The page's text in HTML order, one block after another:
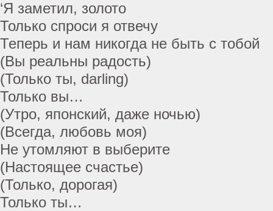
‘Я заметил, золото
Только спроси я отвечу
Теперь и нам никогда не быть с тобой
(Вы реальны радость)
(Только ты, darling)
Только вы…
(Утро, японский, даже ночью)
(Всегда, любовь моя)
Не утомляют в выберите
(Настоящее счастье)
(Только, дорогая)
Только ты…